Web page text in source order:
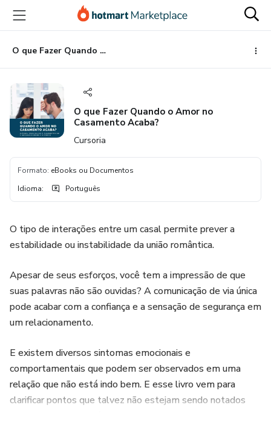
para
conteúdo
principal
para
pagamento
para
rodapé
O que Fazer Quando o Amor no Casamento Acaba?
O que Fazer Quando o Amor no
Casamento Acaba?
Cursoria
Formato: eBooks ou Documentos
Idioma: Português
O tipo de interações entre um casal permite prever a
estabilidade ou instabilidade da união romântica.
Apesar de seus esforços, você tem a impressão de que
suas palavras não são ouvidas? A comunicação de via única
pode acabar com a confiança e a sensação de segurança em
um relacionamento.
E existem diversos sintomas emocionais e
comportamentais que podem ser observados em uma
relação que não está indo bem. E esse livro vem para
clarificar pontos que talvez não estejam sendo notados